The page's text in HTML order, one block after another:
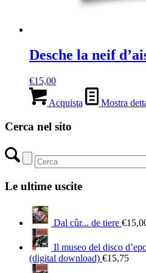
Desche la neif
€15,00
Acquista Mostra
Cerca nel sito
Le ultime uscite
Dal cûr... de tiere €
Il museo del disco
(digital download) €15,75